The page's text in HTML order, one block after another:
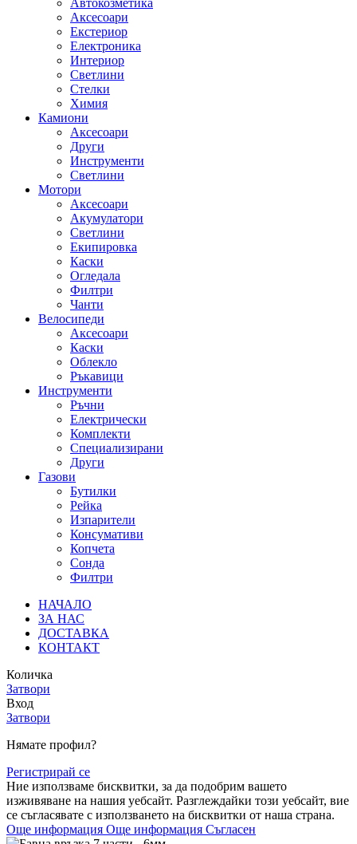
Автокозметика
Аксесоари
Екстериор
Електроника
Интериор
Светлини
Стелки
Химия
Камиони
Аксесоари
Други
Инструменти
Светлини
Мотори
Аксесоари
Акумулатори
Светлини
Екипировка
Каски
Огледала
Филтри
Чанти
Велосипеди
Аксесоари
Каски
Облекло
Ръкавици
Инструменти
Ръчни
Електрически
Комплекти
Специализирани
Други
Газови
Бутилки
Рейка
Изпарители
Консумативи
Копчета
Сонда
Филтри
НАЧАЛО
ЗА НАС
ДОСТАВКА
КОНТАКТ
Количка
Затвори
Вход
Затвори
Нямате профил?
Регистрирай се
Ние използваме бисквитки, за да подобрим вашето
изживяване на нашия уебсайт. Разглеждайки този уебсайт, вие
се съгласявате с използването на бисквитки от наша страна.
Още информация Още информация Съгласен